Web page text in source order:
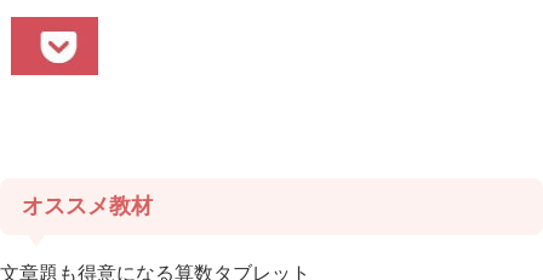
オススメ教材
文章題も得意になる算数タブレット